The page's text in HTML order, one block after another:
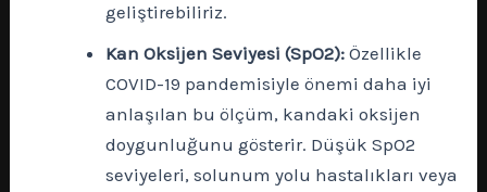
geliştirebiliriz.
Kan Oksijen Seviyesi (SpO2): Özellikle
COVID-19 pandemisiyle önemi daha iyi
anlaşılan bu ölçüm, kandaki oksijen
doygunluğunu gösterir. Düşük SpO2
seviyeleri, solunum yolu hastalıkları veya